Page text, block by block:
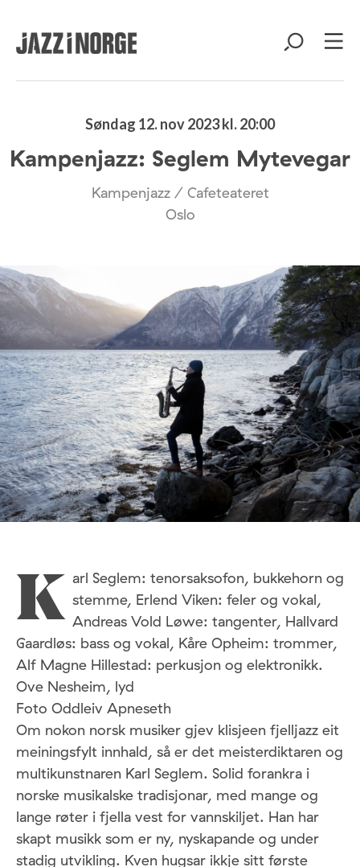
Søndag 12. nov 2023 kl. 20:00
Kampenjazz: Seglem Mytevegar
Kampenjazz / Cafeteateret
Oslo
K arl Seglem: tenorsaksofon, bukkehorn og
stemme, Erlend Viken: feler og vokal,
Andreas Vold Løwe: tangenter, Hallvard
Gaardløs: bass og vokal, Kåre Opheim: trommer,
Alf Magne Hillestad: perkusjon og elektronikk.
Ove Nesheim, lyd
Foto Oddleiv Apneseth
Om nokon norsk musiker gjev klisjeen fjelljazz eit
meiningsfylt innhald, så er det meisterdiktaren og
multikunstnaren Karl Seglem. Solid forankra i
norske musikalske tradisjonar, med mange og
lange røter i fjella vest for vannskiljet. Han har
skapt musikk som er ny, nyskapande og under
stadig utvikling. Kven hugsar ikkje sitt første